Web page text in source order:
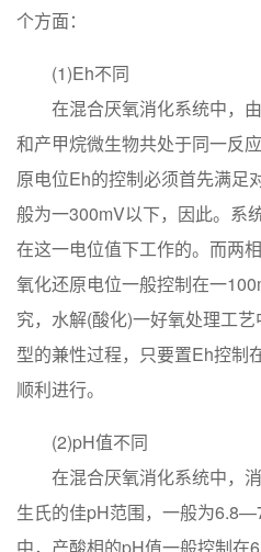
个方面：
(1)Eh不同
在混合厌氧消化系统中，由
和产甲烷微生物共处于同一反
原电位Eh的控制必须首先满足
般为一300mV以下，因此。系
在这一电位值下工作的。而两
氧化还原电位一般控制在一
究，水解(酸化)一好氧处理工
型的兼性过程，只要置Eh控制
顺利进行。
(2)pH值不同
在混合厌氧消化系统中，消
生氏的佳pH范围，一般为